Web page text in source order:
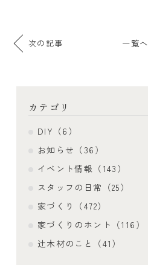
次の記事 一覧へ
カテゴリ
DIY（6）
お知らせ（36）
イベント情報（143）
スタッフの日常（25）
家づくり（472）
家づくりのホント（116）
辻木材のこと（41）